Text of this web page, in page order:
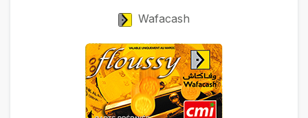
Wafacash